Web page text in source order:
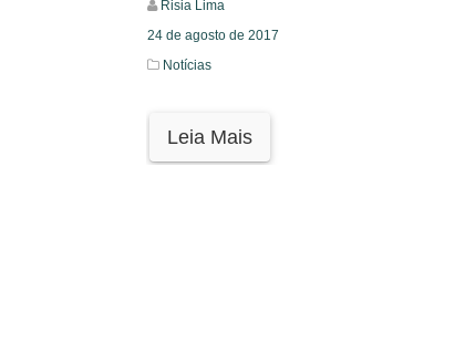
Risia Lima
24 de agosto de 2017
Notícias
Leia Mais